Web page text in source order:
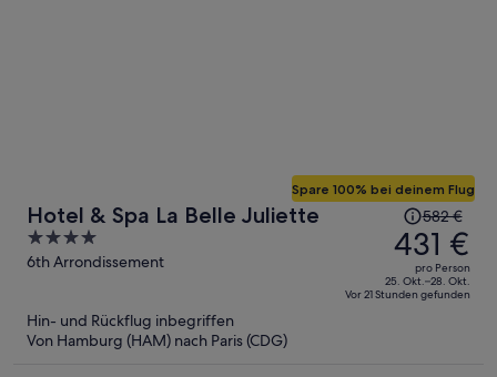
Hotel & Spa La Belle Juliette
4
out
5
6th Arrondissement
Spare 100% bei deinem Flug
Der
Preis
betrug
582 €,
jetzt
582 €
431 €
pro Person
25. Okt.–28. Okt.
Vor 21 Stunden gefunden
Hin- und Rückflug inbegriffen
Von Hamburg (HAM) nach Paris (CDG)